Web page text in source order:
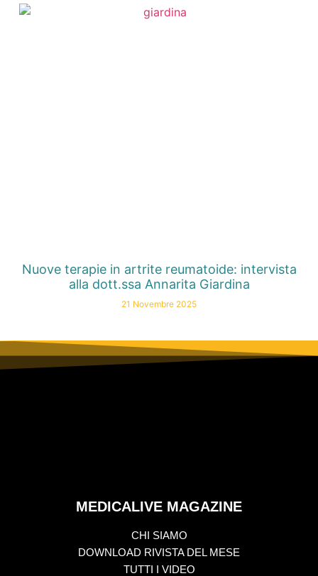
Nuove terapie in artrite reumatoide: intervista
alla dott.ssa Annarita Giardina
21 Novembre 2025
MEDICALIVE MAGAZINE
CHI SIAMO
DOWNLOAD RIVISTA DEL MESE
TUTTI I VIDEO